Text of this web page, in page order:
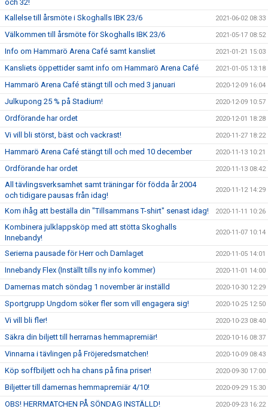
och 32!
Kallelse till årsmöte i Skoghalls IBK 23/6 2021-06-02 08:33
Välkommen till årsmöte för Skoghalls IBK 23/6 2021-05-17 08:52
Info om Hammarö Arena Café samt kansliet 2021-01-21 15:03
Kansliets öppettider samt info om Hammarö Arena Café 2021-01-05 13:18
Hammarö Arena Café stängt till och med 3 januari 2020-12-09 16:04
Julkupong 25 % på Stadium! 2020-12-09 10:57
Ordförande har ordet 2020-12-01 18:28
Vi vill bli störst, bäst och vackrast! 2020-11-27 18:22
Hammarö Arena Café stängt till och med 10 december 2020-11-13 10:21
Ordförande har ordet 2020-11-13 08:42
All tävlingsverksamhet samt träningar för födda år 2004
och tidigare pausas från idag!
2020-11-12 14:29
Kom ihåg att beställa din "Tillsammans T-shirt" senast idag! 2020-11-11 10:26
Kombinera julklappsköp med att stötta Skoghalls
Innebandy!
2020-11-07 10:14
Serierna pausade för Herr och Damlaget 2020-11-05 14:01
Innebandy Flex (Inställt tills ny info kommer) 2020-11-01 14:00
Damernas match söndag 1 november är inställd 2020-10-30 12:29
Sportgrupp Ungdom söker fler som vill engagera sig! 2020-10-25 12:50
Vi vill bli fler! 2020-10-23 08:40
Säkra din biljett till herrarnas hemmapremiär! 2020-10-16 08:37
Vinnarna i tävlingen på Fröjeredsmatchen! 2020-10-09 08:43
Köp soffbiljett och ha chans på fina priser! 2020-09-30 17:00
Biljetter till damernas hemmapremiär 4/10! 2020-09-29 15:30
OBS! HERRMATCHEN PÅ SÖNDAG INSTÄLLD! 2020-09-23 16:22